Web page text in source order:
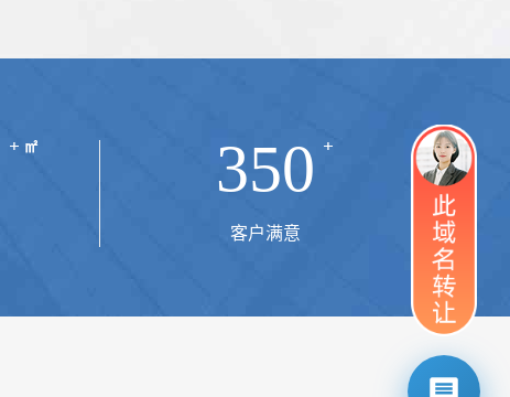
350
客户满意